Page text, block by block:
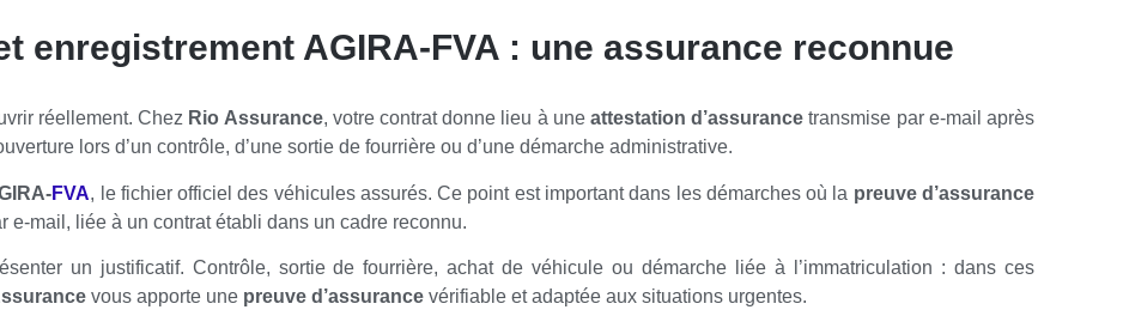
enregistrement AGIRA-FVA : une assurance reconnue
réellement. Chez Rio Assurance, votre contrat donne lieu à une attestation d’assurance transmise par e-mail après
lors d’un contrôle, d’une sortie de fourrière ou d’une démarche administrative.
FVA, le fichier officiel des véhicules assurés. Ce point est important dans les démarches où la preuve d’assurance
mail, liée à un contrat établi dans un cadre reconnu.
un justificatif. Contrôle, sortie de fourrière, achat de véhicule ou démarche liée à l’immatriculation : dans ces
vous apporte une preuve d’assurance vérifiable et adaptée aux situations urgentes.